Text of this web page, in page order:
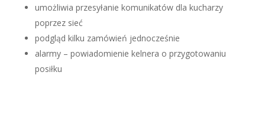
umożliwia przesyłanie komunikatów dla kucharzy
poprzez sieć
podgląd kilku zamówień jednocześnie
alarmy – powiadomienie kelnera o przygotowaniu
posiłku